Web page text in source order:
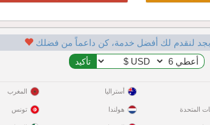
لنقدم لك أفضل خدمة، كن داعماً من فضلك
المتحدة
أستراليا
هولندا
المغرب
تونس